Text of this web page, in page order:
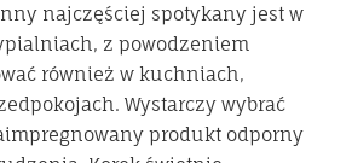
najczęściej spotykany jest w
z powodzeniem
również w kuchniach,
Wystarczy wybrać
produkt odporny